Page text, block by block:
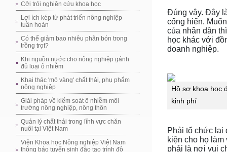
Cởi trói nghiên cứu khoa học
Lợi ích kép từ phát triển nông nghiệp
tuần hoàn
Có thể giảm bao nhiêu phân bón trong
trồng trọt?
Khi nguồn nước cho nông nghiệp gánh
đủ loại ô nhiễm
Khai thác 'mỏ vàng' chất thải, phụ phẩm
nông nghiệp
Giải pháp về kiểm soát ô nhiễm môi
trường nông nghiệp, nông thôn
Quản lý chất thải trong lĩnh vực chăn
nuôi tại Việt Nam
Viện Khoa học Nông nghiệp Việt Nam
thông báo tuyển sinh đào tạo trình độ
Đúng vậy. Đây
cống hiến.
của nhân dân
học khác với
doanh nghiệp.
Hồ sơ khoa học
kinh phí
Phải tổ chức lại
kiện cho họ
phải là nơi vui